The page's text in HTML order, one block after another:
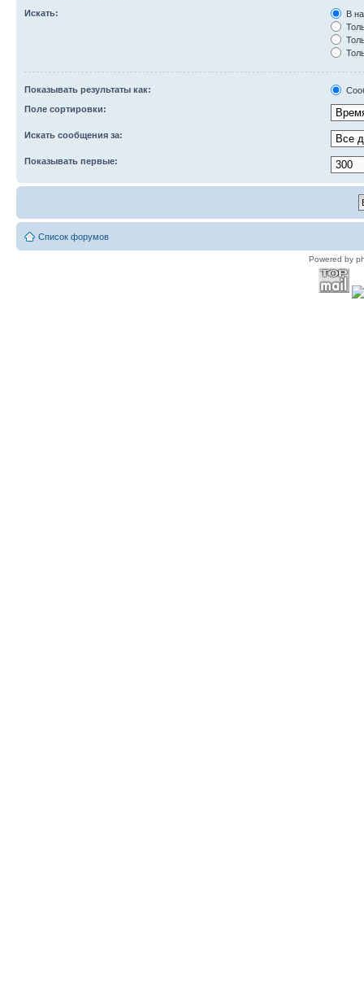
Искать:
В
Показывать результаты как:
Поле сортировки:
Искать сообщения за:
Показывать первые:
Список форумов
Powered by